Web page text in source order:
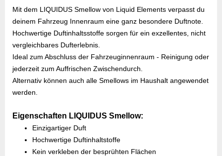
Mit dem LIQUIDUS Smellow von Liquid Elements verpasst du
deinem Fahrzeug Innenraum eine ganz besondere Duftnote.
Hochwertige Duftinhaltsstoffe sorgen für ein exzellentes, nicht
vergleichbares Dufterlebnis.
Ideal zum Abschluss der Fahrzeuginnenraum - Reinigung oder
jederzeit zum Auffrischen Zwischendurch.
Alternativ können auch alle Smellows im Haushalt angewendet
werden.
Eigenschaften LIQUIDUS Smellow:
Einzigartiger Duft
Hochwertige Duftinhaltstoffe
Kein verkleben der besprühten Flächen